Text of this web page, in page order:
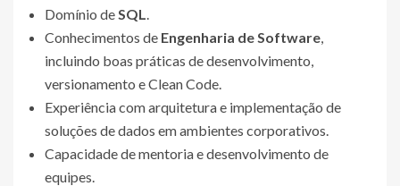
Domínio deSQL.
Conhecimentos de Engenharia de Software,
incluindo boas práticas de desenvolvimento,
versionamento e Clean Code.
Experiência com arquitetura e implementação de
soluções de dados em ambientes corporativos.
Capacidade de mentoria e desenvolvimento de
equipes.